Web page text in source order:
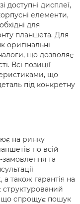
доступні дисплеї,
елементи,
для
планшета. Для
оригінальні
що дозволяє
Всі позиції
що
під конкретну
на ринку
по всій
замовлення та
а також гарантія на
структурований
що спрощує пошук